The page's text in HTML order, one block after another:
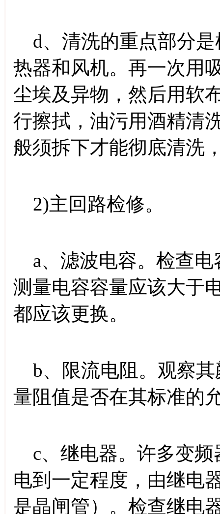
d、清洗的重点部分是
热器和风机。再一次用
尘埃及异物，然后用软
行擦拭，油污用酒精清
般须拆下才能彻底清洗
2)主回路检修。
a、滤波电容。检查电
测量电容容量应该大于
都应该更换。
b、限流电阻。观察其
量阻值是否在其标准的
c、继电器。许多变频
电到一定程度，由继电
是晶闸管）。检查继电